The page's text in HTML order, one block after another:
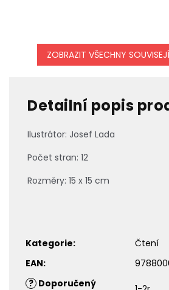
ZOBRAZIT VŠECHNY
Detailní popis
Ilustrátor: Josef Lada
Počet stran: 12
Rozměry: 15 x 15 cm
Kategorie:
Čtení
EAN:
? Doporučený